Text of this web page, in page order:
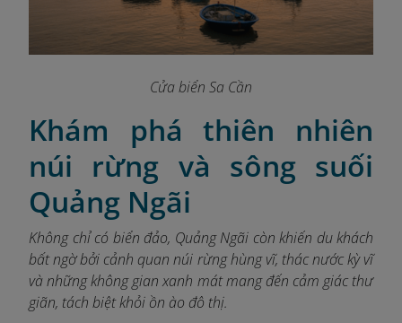
Cửa biển Sa Cần
Khám phá thiên nhiên
núi rừng và sông suối
Quảng Ngãi
Không chỉ có biển đảo, Quảng Ngãi còn khiến du khách
bất ngờ bởi cảnh quan núi rừng hùng vĩ, thác nước kỳ vĩ
và những không gian xanh mát mang đến cảm giác thư
giãn, tách biệt khỏi ồn ào đô thị.